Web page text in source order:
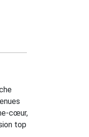
cœur,
top